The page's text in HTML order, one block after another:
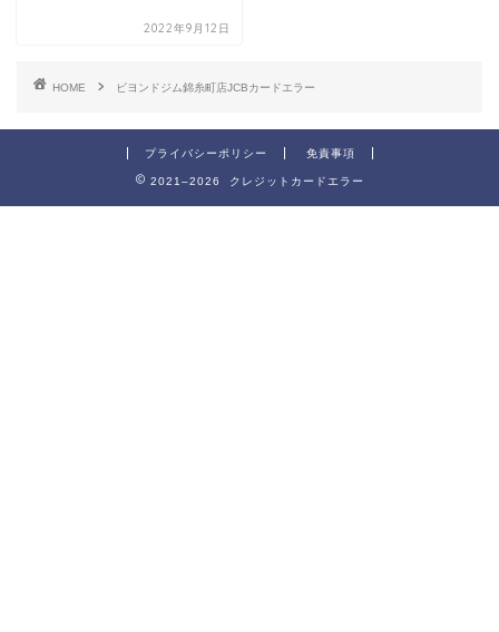
2022年9月12日
HOME ビヨンドジム錦糸町店JCBカードエラー
プライバシーポリシー 免責事項
2021–2026 クレジットカードエラー